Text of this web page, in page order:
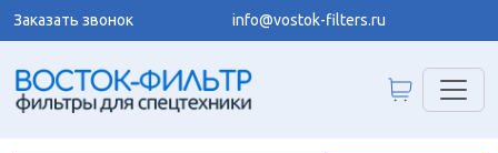
Заказать звонок info@vostok-filters.ru